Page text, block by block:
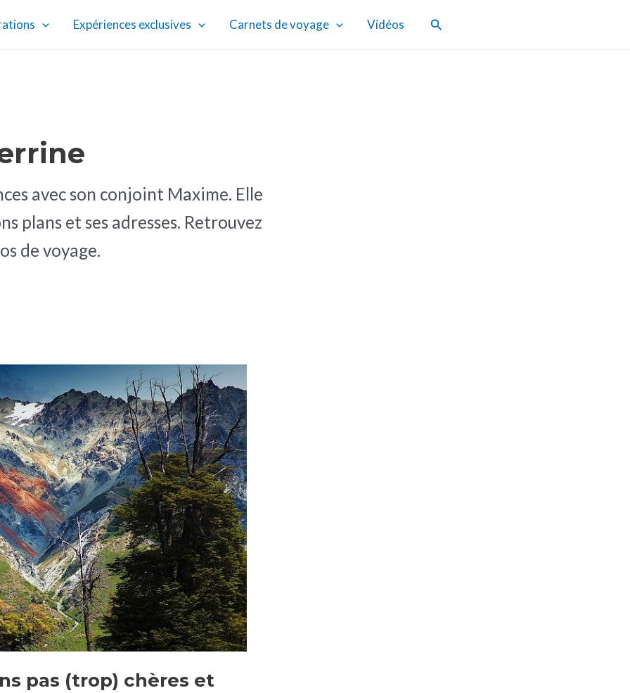
Expériences exclusives Carnets de voyage Vidéos Rechercher
avec son conjoint Maxime. Elle
plans et ses adresses. Retrouvez
de voyage.
pas (trop) chères et